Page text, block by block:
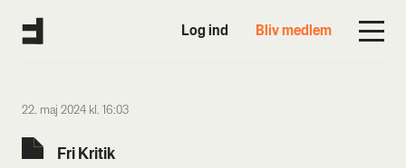
Log ind Bliv medlem
22. maj 2024 kl. 16:03
Fri Kri­tik